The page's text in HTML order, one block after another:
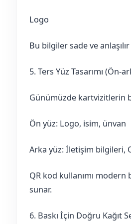
Logo
Bu bilgiler sade ve
5. Ters Yüz Tasarımı (Ön-
Günümüzde kartvizitlerin
Ön yüz: Logo, isim, ünvan
Arka yüz: İletişim bilgileri,
QR kod kullanımı
sunar.
6. Baskı İçin Doğru Kağıt